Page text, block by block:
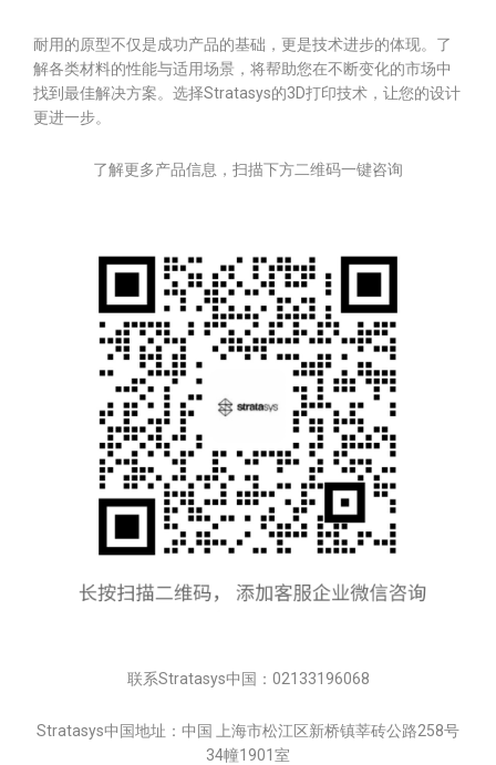
耐用的原型不仅是成功产品的基础，更是技术进步的体现。了
解各类材料的性能与适用场景，将帮助您在不断变化的市场中
找到最佳解决方案。选择Stratasys的3D打印技术，让您的设计
更进一步。
了解更多产品信息，扫描下方二维码一键咨询
联系Stratasys中国：02133196068
Stratasys中国地址：中国 上海市松江区新桥镇莘砖公路258号
34幢1901室